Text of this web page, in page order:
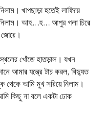
খাপছাড়া হতেই লাফিয়ে
নিলাম। আহ…হ… আপুর গলা চিরে
খোঁজে হাতড়াল। যখন
আমার যন্ত্রে টাচ করল, বিদ্যুত
থেকে আমি মুখ সরিয়ে নিলাম।
কিছু না বলে একটা ঢোক